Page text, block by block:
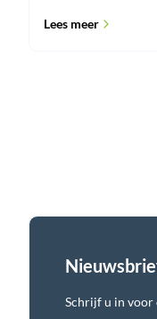
Lees meer
Schrijf u in voor